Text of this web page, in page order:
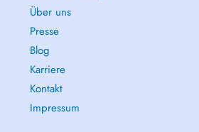
Über uns
Presse
Blog
Karriere
Kontakt
Impressum